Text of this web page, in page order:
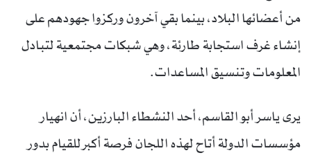
من أعضائها البلاد، بينما بقي آخرون وركزوا جهودهم على
إنشاء غرف استجابة طارئة، وهي شبكات مجتمعية لتبادل
المعلومات وتنسيق المساعدات.
يرى ياسر أبو القاسم، أحد النشطاء البارزين، أن انهيار
مؤسسات الدولة أتاح لهذه اللجان فرصة أكبر للقيام بدور